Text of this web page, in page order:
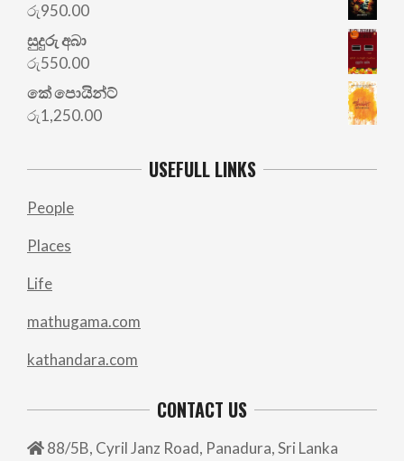
රු950.00
සුදුරු අබා
රු550.00
කේ පොයින්ට්
රු1,250.00
USEFULL LINKS
People
Places
Life
mathugama.com
kathandara.com
CONTACT US
88/5B, Cyril Janz Road, Panadura, Sri Lanka